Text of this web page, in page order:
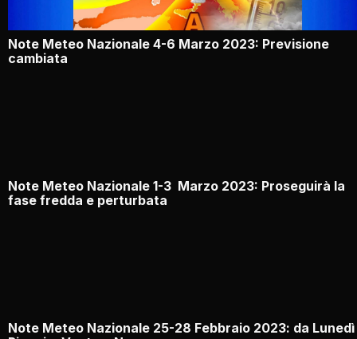
Note Meteo Nazionale 4-6 Marzo 2023: Previsione
cambiata
Note Meteo Nazionale 1-3 Marzo 2023: Proseguirà la
fase fredda e perturbata
Note Meteo Nazionale 25-28 Febbraio 2023: da Lunedì